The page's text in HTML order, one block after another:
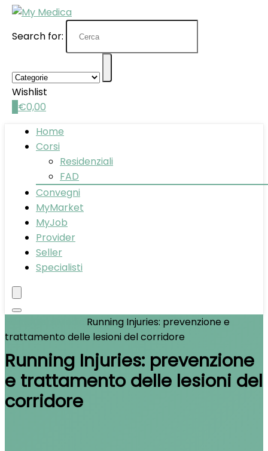
Search for:
Wishlist
€0,00
Home
Corsi
Residenziali
FAD
Convegni
MyMarket
MyJob
Provider
Seller
Specialisti
Running Injuries: prevenzione e
trattamento delle lesioni del corridore
Running Injuries: prevenzione
e trattamento delle lesioni del
corridore